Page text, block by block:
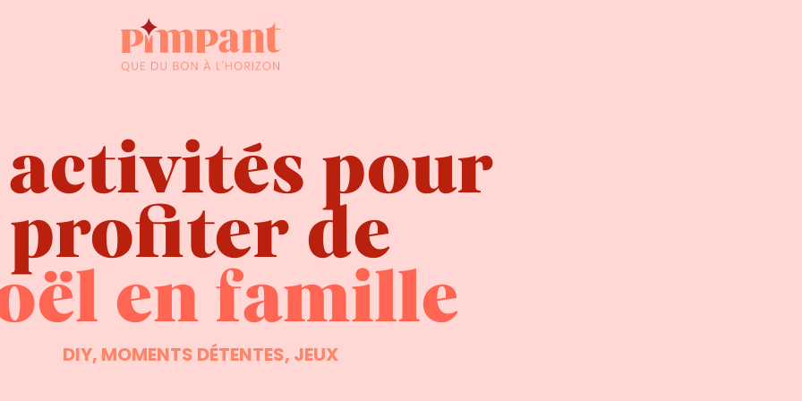
pour
profiter de
en famille
DIY, MOMENTS DÉTENTES, JEUX